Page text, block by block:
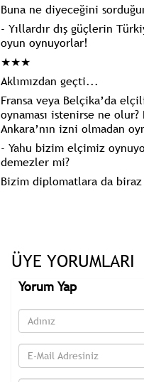
Buna ne diyeceğini
- Yıllardır dış güçlerin
oyun oynuyorlar!
★★★
Aklımızdan geçti...
Fransa veya Belçika’da
oynaması istenirse ne
Ankara’nın izni olmadan
- Yahu bizim elçimiz
demezler mi?
Bizim diplomatlara da
ÜYE YORUMLARI
Yorum Yap